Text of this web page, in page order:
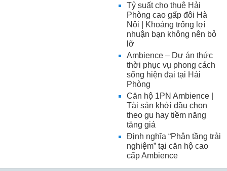
Tỷ suất cho thuê Hải
Phòng cao gấp đôi Hà
Nội | Khoảng trống lợi
nhuận bạn không nên bỏ
lỡ
Ambience – Dự án thức
thời phục vụ phong cách
sống hiện đại tại Hải
Phòng
Căn hộ 1PN Ambience |
Tài sản khởi đầu chọn
theo gu hay tiềm năng
tăng giá
Định nghĩa “Phân tầng trải
nghiệm” tại căn hộ cao
cấp Ambience